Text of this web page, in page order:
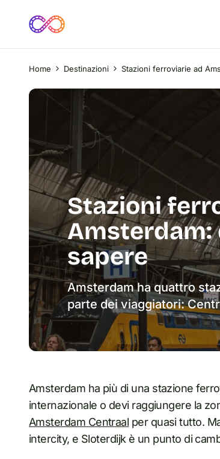
Home Destinazioni Stazioni ferroviarie ad
Stazioni
Amsterdam:
sapere
Amsterdam ha quattro
parte dei viaggiatori:
Amsterdam ha più di una stazione
internazionale o devi raggiungere la
Amsterdam Centraal per quasi tutto.
intercity, e Sloterdijk è un punto di